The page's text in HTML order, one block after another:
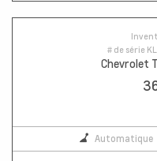
# de série
Chevrolet
Automatique